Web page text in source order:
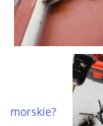
morskie?